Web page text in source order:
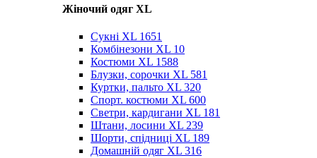
Жіночий одяг XL
Cукні XL 1651
Комбінезони XL 10
Костюми XL 1588
Блузки, сорочки XL 581
Куртки, пальто XL 320
Спорт. костюми XL 600
Светри, кардигани XL 181
Штани, лосини XL 239
Шорти, спідниці XL 189
Домашній одяг XL 316